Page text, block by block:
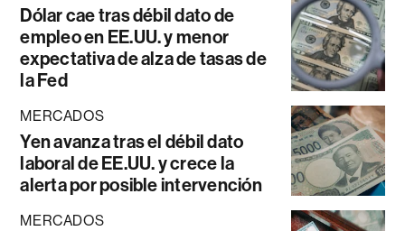
Dólar cae tras débil dato de
empleo en EE.UU. y menor
expectativa de alza de tasas de
la Fed
MERCADOS
Yen avanza tras el débil dato
laboral de EE.UU. y crece la
alerta por posible intervención
MERCADOS